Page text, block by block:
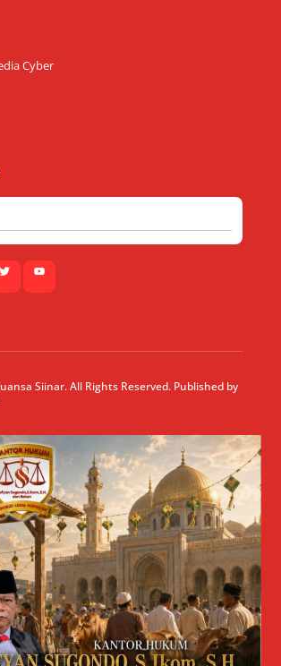
Cyber
Siinar. All Rights Reserved. Published by